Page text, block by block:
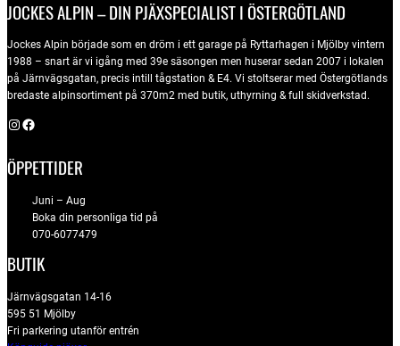
JOCKES ALPIN – DIN PJÄXSPECIALIST I ÖSTERGÖTLAND
Jockes Alpin började som en dröm i ett garage på Ryttarhagen i Mjölby vintern
1988 – snart är vi igång med 39e säsongen men huserar sedan 2007 i lokalen
på Järnvägsgatan, precis intill tågstation & E4. Vi stoltserar med Östergötlands
bredaste alpinsortiment på 370m2 med butik, uthyrning & full skidverkstad.
Instagram Facebook
ÖPPETTIDER
Juni – Aug
Boka din personliga tid på
070-6077479
BUTIK
Järnvägsgatan 14-16
595 51 Mjölby
Fri parkering utanför entrén